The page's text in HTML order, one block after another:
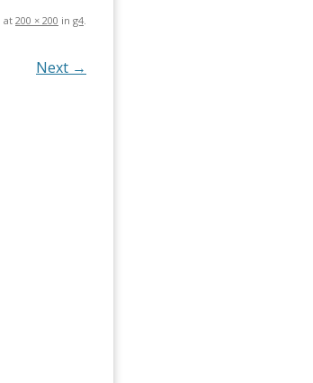
at 200 × 200 in g4.
Next →